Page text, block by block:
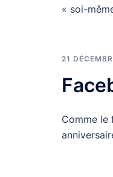
« soi-
21
Comme le